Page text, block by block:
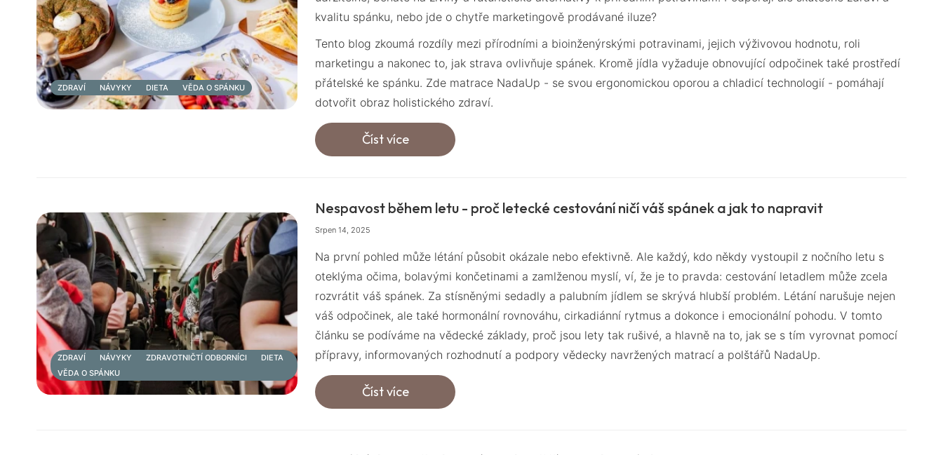
ZDRAVÍ NÁVYKY DIETA VĚDA O SPÁNKU
kvalitu spánku, nebo jde o chytře marketingově prodávané iluze?
Tento blog zkoumá rozdíly mezi přírodními a bioinženýrskými potravinami, jejich výživovou hodnotu, roli
marketingu a nakonec to, jak strava ovlivňuje spánek. Kromě jídla vyžaduje obnovující odpočinek také prostředí
přátelské ke spánku. Zde matrace NadaUp - se svou ergonomickou oporou a chladicí technologií - pomáhají
dotvořit obraz holistického zdraví.
Číst více
ZDRAVÍ NÁVYKY ZDRAVOTNIČTÍ ODBORNÍCI
DIETA
VĚDA O SPÁNKU
Nespavost během letu - proč letecké cestování ničí váš spánek a jak to napravit
Srpen 14, 2025
Na první pohled může létání působit okázale nebo efektivně. Ale každý, kdo někdy vystoupil z nočního letu s
oteklýma očima, bolavými končetinami a zamlženou myslí, ví, že je to pravda: cestování letadlem může zcela
rozvrátit váš spánek. Za stísněnými sedadly a palubním jídlem se skrývá hlubší problém. Létání narušuje nejen
váš odpočinek, ale také hormonální rovnováhu, cirkadiánní rytmus a dokonce i emocionální pohodu. V tomto
článku se podíváme na vědecké základy, proč jsou lety tak rušivé, a hlavně na to, jak se s tím vyrovnat pomocí
přípravy, informovaných rozhodnutí a podpory vědecky navržených matrací a polštářů NadaUp.
Číst více